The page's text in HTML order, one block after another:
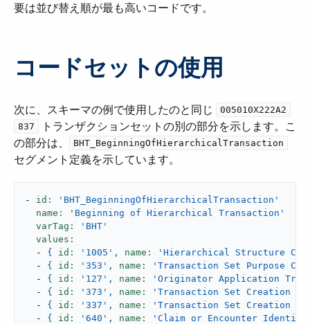
要は並び替え順が最も高いコードです。
コードセットの使用
次に、スキーマの例で使用したのと同じ ​ 005010X222A2
837
​ トランザクションセットの別の部分を示します。こ
の部分は、​
BHT_BeginningOfHierarchicalTransaction
セグメント定義を示しています。
- id:
'BHT_BeginningOfHierarchicalTransaction'
name:
'Beginning of Hierarchical Transaction'
varTag:
'BHT'
values:
-
{ id: '1005' , name:
'Hierarchical Structure
-
{ id: '353' , name:
'Transaction Set Purpose
-
{ id: '127' , name:
'Originator Application
-
{ id: '373' , name:
'Transaction Set Creation
-
{ id: '337' , name:
'Transaction Set Creation
-
{ id: '640' , name: 'Claim or Encounter